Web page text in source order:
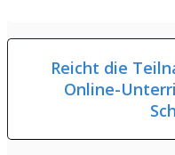
Reicht die
Online-